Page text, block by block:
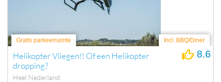
Gratis parkeerruimte Incl. BBQ/Diner
Helikopter Vliegen!! Of een Helikopter
dropping?
Heel Nederland
8.6